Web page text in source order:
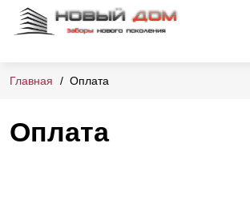
Главная Оплата
Оплата